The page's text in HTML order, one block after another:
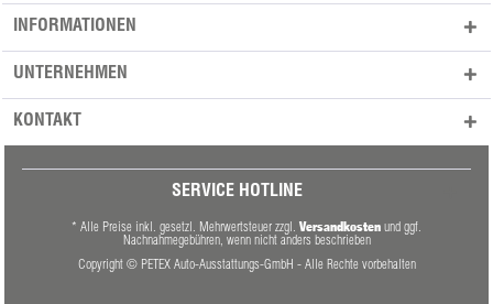
INFORMATIONEN
UNTERNEHMEN
KONTAKT
SERVICE HOTLINE
* Alle Preise inkl. gesetzl. Mehrwertsteuer zzgl. Versandkosten und ggf.
Nachnahmegebühren, wenn nicht anders beschrieben
Copyright © PETEX Auto-Ausstattungs-GmbH - Alle Rechte vorbehalten